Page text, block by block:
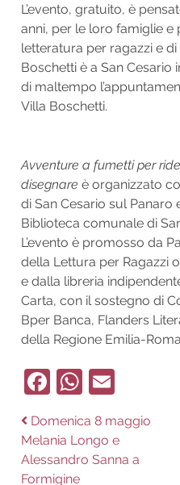
L’evento, gratuito, è
anni, per le loro famiglie e
letteratura per ragazzi e
Boschetti è a San Cesario
di maltempo
Villa Boschetti.
Avventure a fumetti per
disegnare è organizzato
di San Cesario sul
Biblioteca comunale di
L’evento è promosso da
della Lettura per Ragazzi
e dalla libreria
Carta, con il sostegno di
Bper Banca, Flanders
della Regione Emilia-
Facebook
Navigazione
articoli
Previous
post:
Domenica 8 maggio
Melania Longo e
Alessandro Sanna a
Formigine